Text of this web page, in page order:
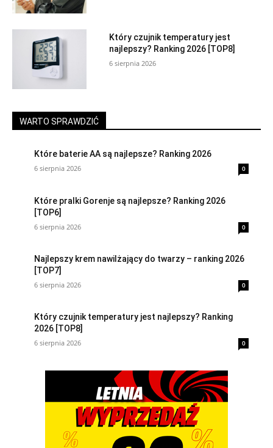
Który czujnik temperatury jest
najlepszy? Ranking 2026 [TOP8]
6 sierpnia 2026
WARTO SPRAWDZIĆ
Które baterie AA są najlepsze? Ranking 2026
6 sierpnia 2026 0
Które pralki Gorenje są najlepsze? Ranking 2026
[TOP6]
6 sierpnia 2026 0
Najlepszy krem nawilżający do twarzy – ranking 2026
[TOP7]
6 sierpnia 2026 0
Który czujnik temperatury jest najlepszy? Ranking
2026 [TOP8]
6 sierpnia 2026 0